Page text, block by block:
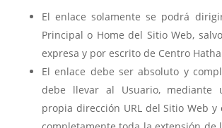
El enlace solamente se podrá
Principal o Home del Sitio Web,
expresa y por escrito de Centro Hatha
El enlace debe ser absoluto y
debe llevar al Usuario,
propia dirección URL del Sitio Web y